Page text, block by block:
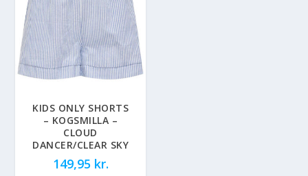
KIDS ONLY SHORTS
– KOGSMILLA –
CLOUD
DANCER/CLEAR SKY
149,95 kr.